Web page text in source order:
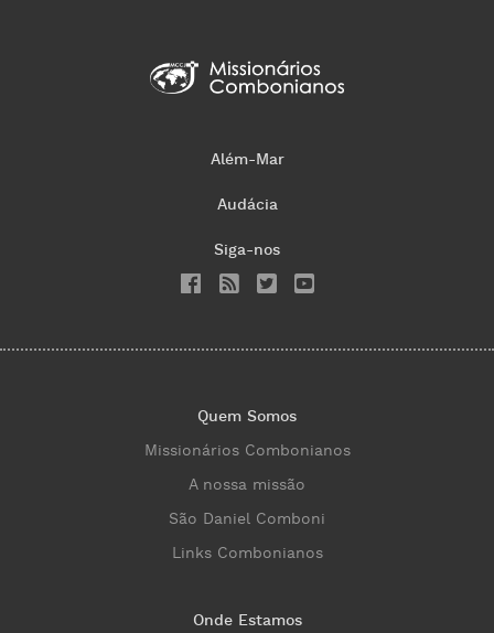
Além-Mar
Audácia
Siga-nos
Quem Somos
Missionários Combonianos
A nossa missão
São Daniel Comboni
Links Combonianos
Onde Estamos